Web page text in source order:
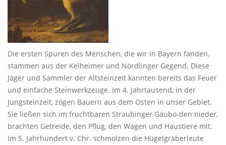
Die ersten Spuren des Menschen, die wir in Bayern fanden,
stammen aus der Kelheimer und Nördlinger Gegend. Diese
Jäger und Sammler der Altsteinzeit kannten bereits das Feuer
und einfache Steinwerkzeuge. Im 4. Jahrtausend, in der
Jungsteinzeit, zogen Bauern aus dem Osten in unser Gebiet.
Sie ließen sich im fruchtbaren Straubinger Gäubo-den nieder,
brachten Getreide, den Pflug, den Wagen und Haustiere mit.
Im 5. Jahrhundert v. Chr. schmolzen die Hügelgräberleute